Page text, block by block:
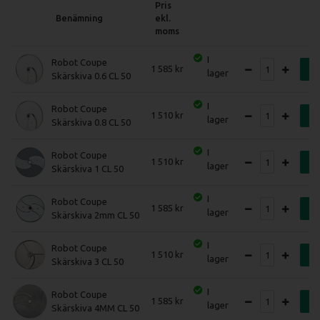
Varvtal: 375 varv/min
Bruttovikt (inkl emballage): 28 kg
Benämning
Pris
ekl.
moms
Robot Coupe
Skärskiva 0.6 CL 50
1 585
I
lager
Robot Coupe
Skärskiva 0.8 CL 50
1 510
I
lager
Robot Coupe
Skärskiva 1 CL 50
1 510
I
lager
Robot Coupe
Skärskiva 2mm CL 50
1 585
I
lager
Robot Coupe
Skärskiva 3 CL 50
1 510
I
lager
Robot Coupe
Skärskiva 4MM CL 50
1 585
I
lager